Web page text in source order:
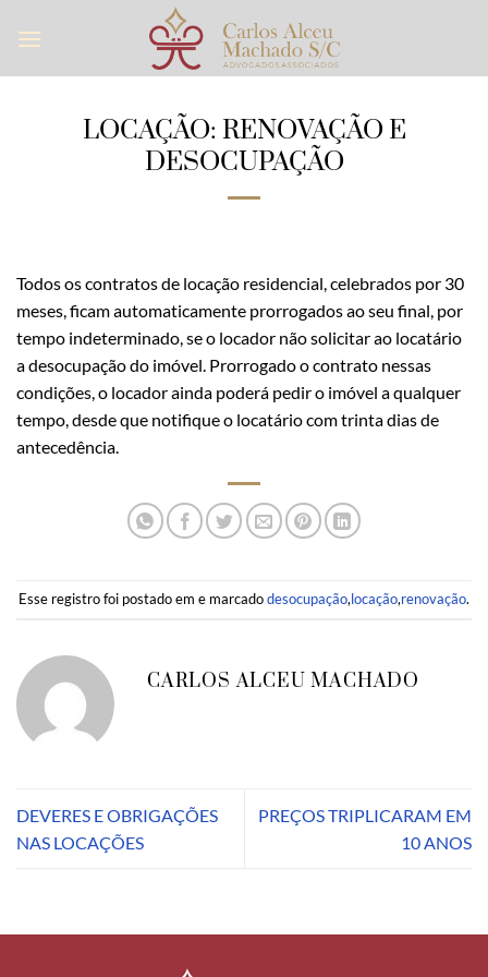
LOCAÇÃO: RENOVAÇÃO E
DESOCUPAÇÃO
Todos os contratos de locação residencial, celebrados por 30
meses, ficam automaticamente prorrogados ao seu final, por
tempo indeterminado, se o locador não solicitar ao locatário
a desocupação do imóvel. Prorrogado o contrato nessas
condições, o locador ainda poderá pedir o imóvel a qualquer
tempo, desde que notifique o locatário com trinta dias de
antecedência.
Esse registro foi postado em e marcadodesocupação,locação,renovação.
CARLOS ALCEU MACHADO
DEVERES E OBRIGAÇÕES
NAS LOCAÇÕES
PREÇOS TRIPLICARAM EM
10 ANOS